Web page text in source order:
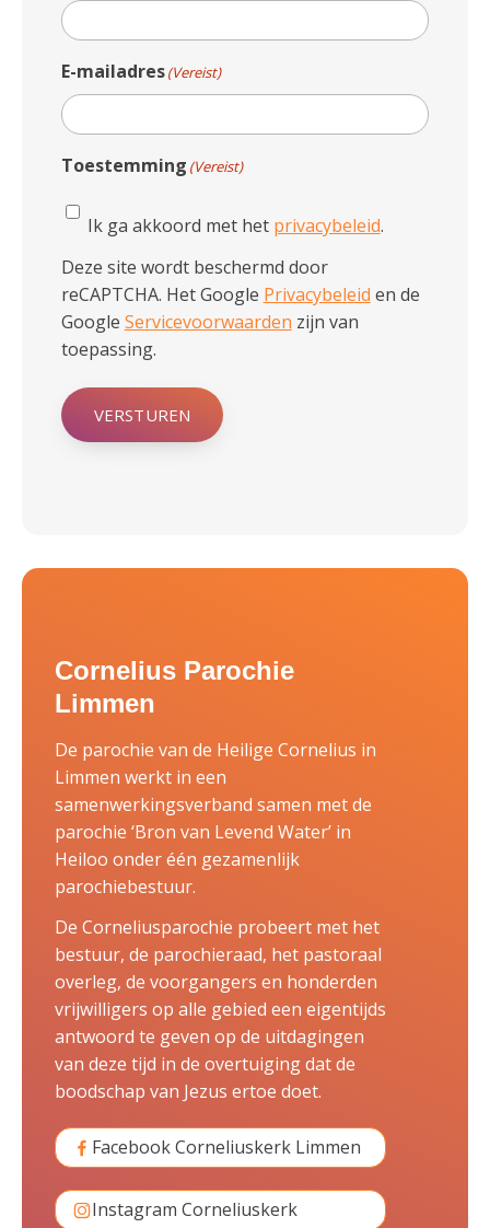
E-mailadres(Vereist)
Toestemming (Vereist)
Ik ga akkoord met het privacybeleid.
Deze site wordt beschermd door
reCAPTCHA. Het Google Privacybeleid en de
Google Servicevoorwaarden zijn van
toepassing.
VERSTUREN
Cornelius Parochie
Limmen
De parochie van de Heilige Cornelius in
Limmen werkt in een
samenwerkingsverband samen met de
parochie ‘Bron van Levend Water’ in
Heiloo onder één gezamenlijk
parochiebestuur.
De Corneliusparochie probeert met het
bestuur, de parochieraad, het pastoraal
overleg, de voorgangers en honderden
vrijwilligers op alle gebied een eigentijds
antwoord te geven op de uitdagingen
van deze tijd in de overtuiging dat de
boodschap van Jezus ertoe doet.
Facebook Corneliuskerk Limmen
Instagram Corneliuskerk